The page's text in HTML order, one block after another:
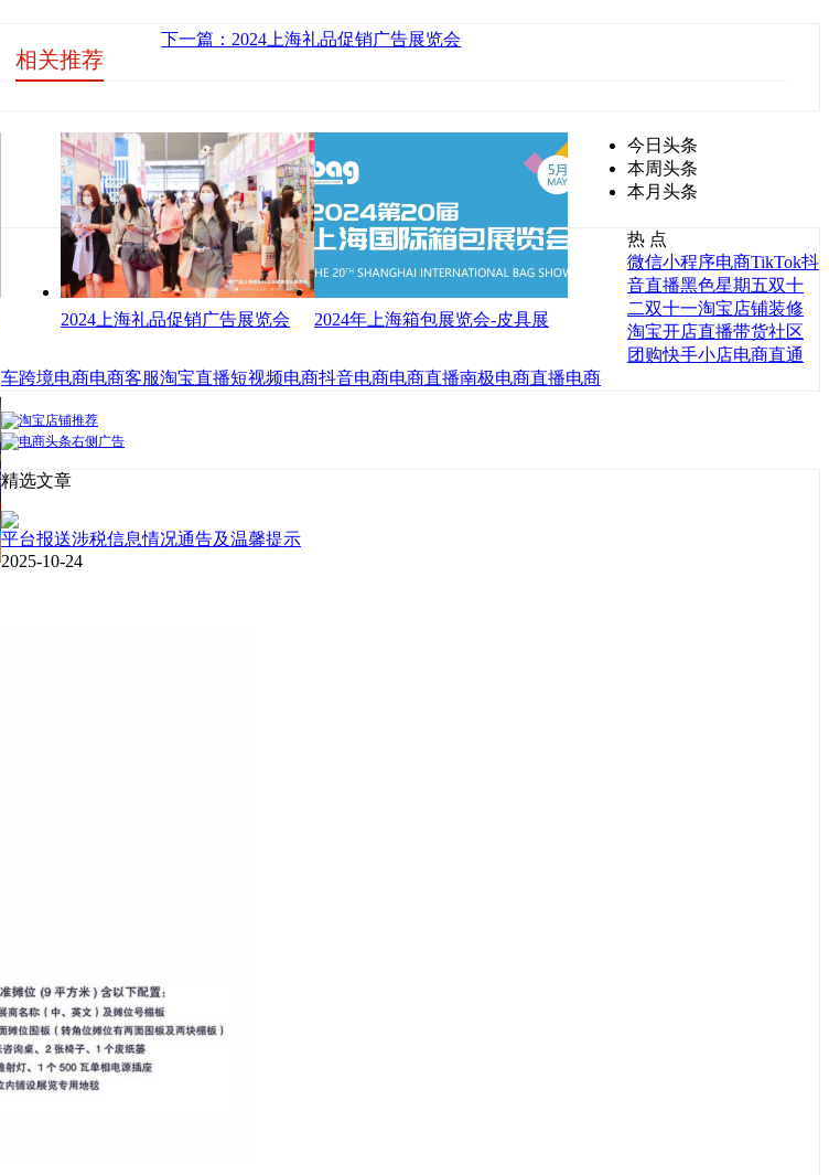
下一篇：2024上海礼品促销广告展览会
相关推荐
2024上海礼品促销广告展览会 2024年上海箱包展览会-皮具展
今日头条
本周头条
本月头条
热 点
微信小程序电商TikTok抖
音直播黑色星期五双十
二双十一淘宝店铺装修
淘宝开店直播带货社区
团购快手小店电商直通
车跨境电商电商客服淘宝直播短视频电商抖音电商电商直播南极电商直播电商
精选文章
平台报送涉税信息情况通告及温馨提示
2025-10-24